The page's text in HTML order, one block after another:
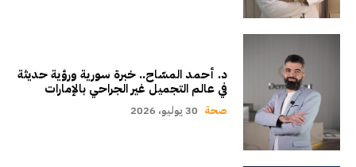
د. أحمد المسّاح.. خبرة سورية ورؤية حديثة
في عالم التجميل غير الجراحي بالإمارات
صحة 30 يوليو، 2026